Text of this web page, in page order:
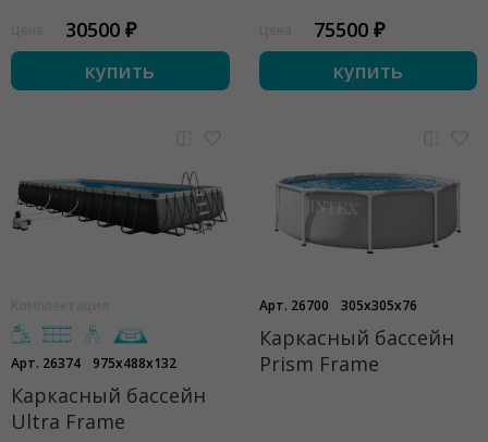
30500 ₽
купить
75500 ₽
купить
Арт. 26374 975x488x132
Каркасный бассейн
Ultra Frame
Арт. 26700 305x305x76
Каркасный бассейн
Prism Frame